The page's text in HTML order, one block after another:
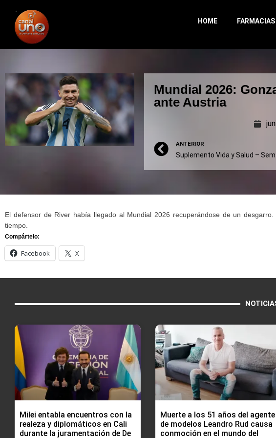
HOME
Mundial 2026:
ante Austria
ANTERIOR
El defensor de River había llegado al Mundial 2026 recuperándose de un
tiempo.
Compártelo:
Facebook X
Milei entabla encuentros con la
realeza y diplomáticos en Cali
durante la juramentación de De
Muerte a los 51 años del agente
de modelos Leandro Rud causa
conmoción en el mundo del